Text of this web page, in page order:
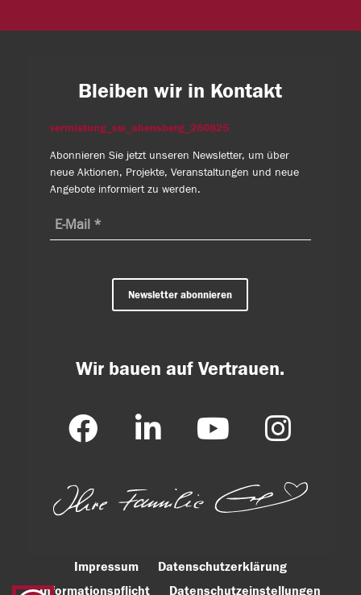
Bleiben wir in Kontakt
vermietung_sw_abensberg_260825
Abonnieren Sie jetzt unseren Newsletter, um über
neue Aktionen, Projekte, Veranstaltungen und neue
Angebote informiert zu werden.
Newsletter abonnieren
Wir bauen auf Vertrauen.
Impressum
Datenschutzerklärung
Informationspflicht
Datenschutzeinstellungen